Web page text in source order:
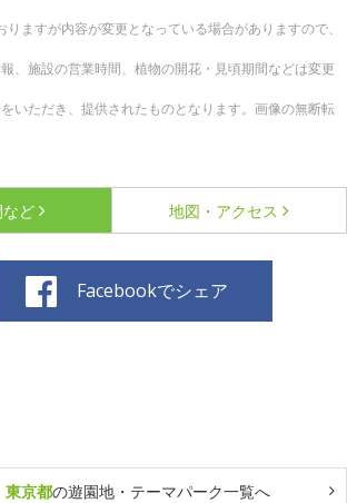
ますが内容が変更となっている場合がありますので、
、施設の営業時間、植物の開花・見頃期間などは変更
いただき、提供されたものとなります。画像の無断転
ど 地図・アクセス
Facebookでシェア
東京都の遊園地・テーマパーク一覧へ